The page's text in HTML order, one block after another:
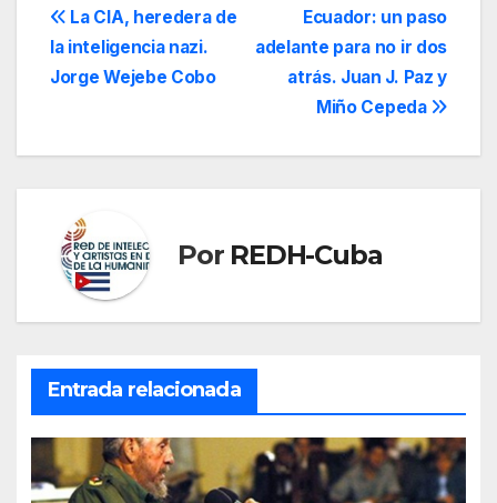
Navegación
de
Ecuador: un paso
adelante para no ir dos
atrás. Juan J. Paz y
Miño Cepeda
La CIA, heredera de
la inteligencia nazi.
Jorge Wejebe Cobo
Por REDH-Cuba
Entrada relacionada